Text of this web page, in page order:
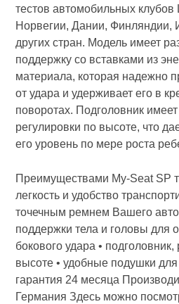
тестов автомобильных
Норвегии, Дании, Финляндии,
других стран. Модель имеет
поддержку со вставками из
материала, которая надежно
от удара и удерживает его в
поворотах. Подголовник
регулировки по высоте, что
его уровень по мере роста
Преимуществами My-Seat SP
легкость и удобство
точечным ремнем Вашего
поддержки тела и головы для
бокового удара •
высоте • удобные подушки для
гарантия 24 месяца
Германия Здесь можно